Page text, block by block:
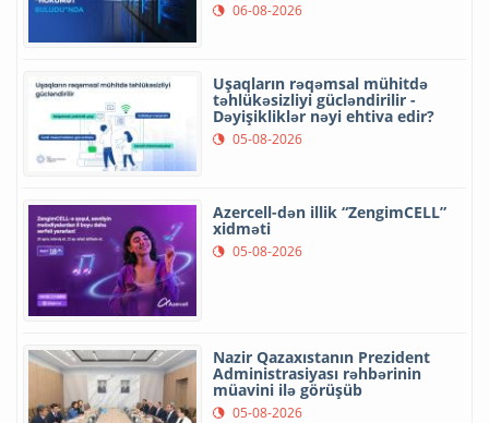
06-08-2026
Uşaqların rəqəmsal mühitdə
təhlükəsizliyi gücləndirilir -
Dəyişikliklər nəyi ehtiva edir?
05-08-2026
Azercell-dən illik “ZengimCELL”
xidməti
05-08-2026
Nazir Qazaxıstanın Prezident
Administrasiyası rəhbərinin
müavini ilə görüşüb
05-08-2026